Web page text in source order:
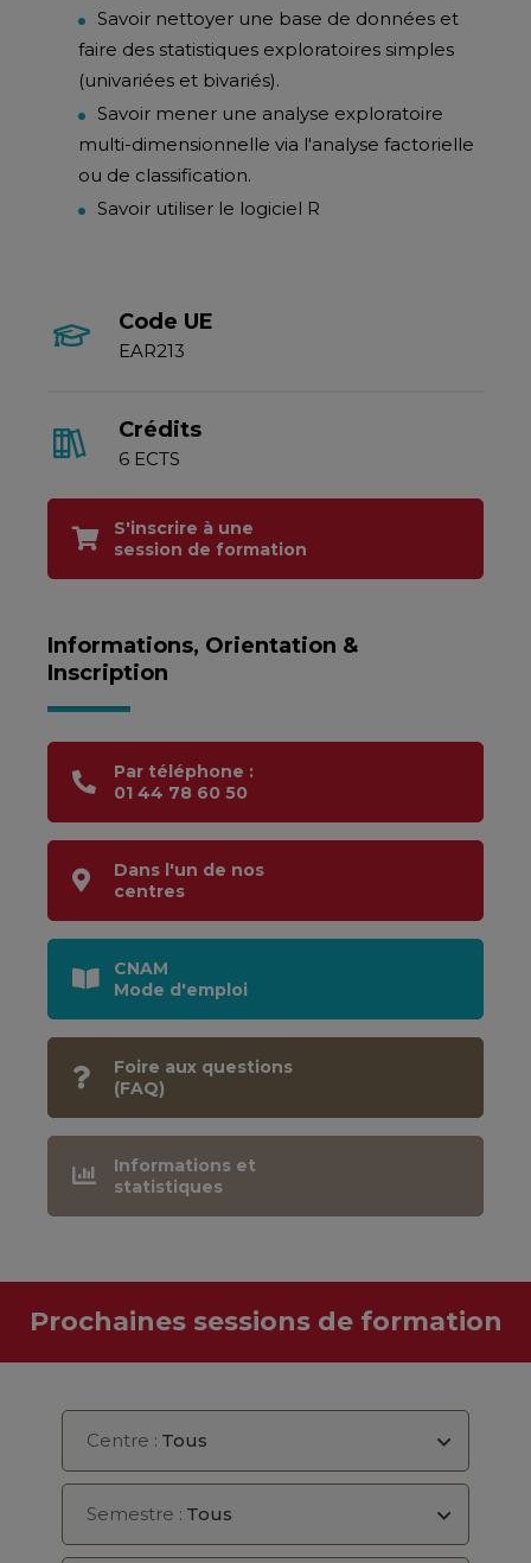
Savoir nettoyer une base de données et
faire des statistiques exploratoires simples
(univariées et bivariés).
Savoir mener une analyse exploratoire
multi-dimensionnelle via l'analyse factorielle
ou de classification.
Savoir utiliser le logiciel R
Code UE
EAR213
Crédits
6 ECTS
S'inscrire à une
session de formation
Informations, Orientation &
Inscription
Par téléphone :
01 44 78 60 50
Dans l'un de nos
centres
CNAM
Mode d'emploi
Foire aux questions
(FAQ)
Informations et
statistiques
Prochaines sessions de formation
Centre : Tous
Semestre : Tous